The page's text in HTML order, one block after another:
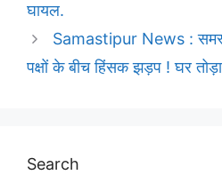
घायल.
Samastipur News :
पक्षों के बीच हिंसक झड़प ! घर
Search